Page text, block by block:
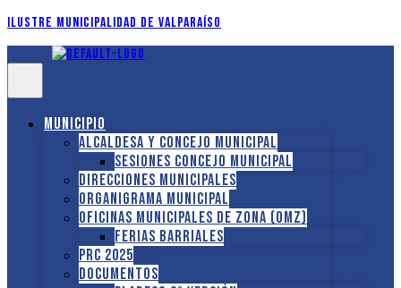
Ilustre Municipalidad de Valparaíso
Municipio
Alcaldesa y Concejo Municipal
Sesiones Concejo Municipal
Direcciones municipales
Organigrama Municipal
Oficinas Municipales de Zona (OMZ)
Ferias Barriales
PRC 2025
Documentos